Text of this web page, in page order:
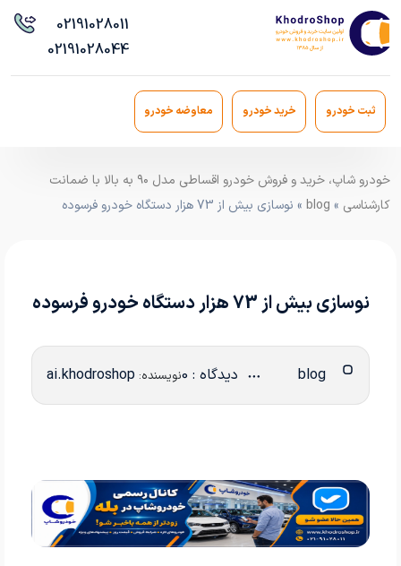
02191028011
02191028044
ثبت خودرو خرید خودرو معاوضه خودرو
خودرو شاپ، خرید و فروش خودرو اقساطی مدل ۹۰ به بالا با ضمانت
کارشناسی »
blog » نوسازی بیش از 73 هزار دستگاه خودرو فرسوده
نوسازی بیش از 73 هزار دستگاه خودرو فرسوده
دیدگاه : 0 نویسنده:ai.khodroshop